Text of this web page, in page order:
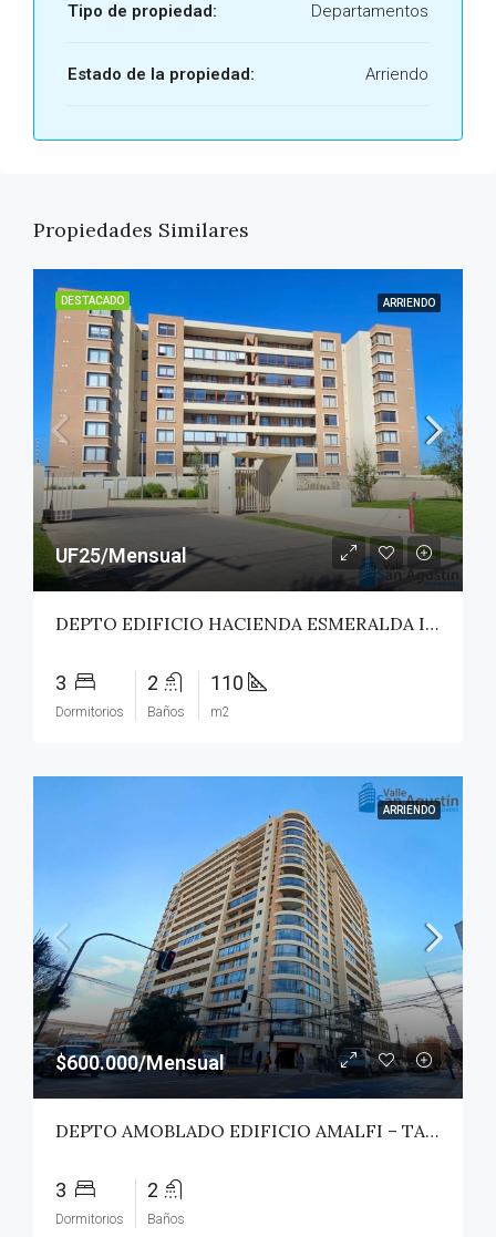
Tipo de propiedad: Departamentos
Estado de la propiedad: Arriendo
Propiedades Similares
DESTACADO ARRIENDO
UF25/Mensual
DEPTO EDIFICIO HACIENDA ESMERALDA II – TALCA
3
Dormitorios
2
Baños
110
m2
ARRIENDO
$600.000/Mensual
DEPTO AMOBLADO EDIFICIO AMALFI – TALCA
3
Dormitorios
2
Baños